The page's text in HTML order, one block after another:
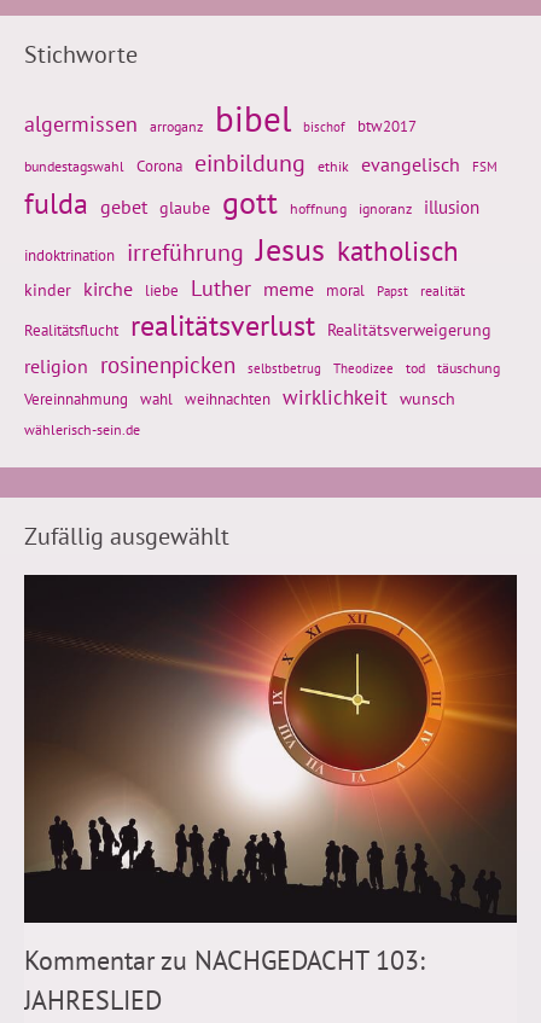
Stichworte
algermissen arroganz bibel bischof btw2017
bundestagswahl Corona einbildung ethik evangelisch FSM
fulda gebet glaube gott hoffnung ignoranz illusion
indoktrination irreführung Jesus katholisch
kinder kirche liebe Luther meme moral Papst realität
Realitätsflucht realitätsverlust Realitätsverweigerung
religion rosinenpicken selbstbetrug Theodizee tod täuschung
Vereinnahmung wahl weihnachten wirklichkeit wunsch
wählerisch-sein.de
Zufällig ausgewählt
Kommentar zu NACHGEDACHT 103:
JAHRESLIED